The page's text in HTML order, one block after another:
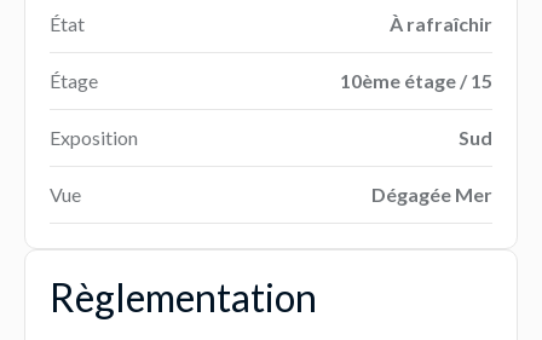
État À rafraîchir
Étage 10ème étage / 15
Exposition Sud
Vue Dégagée Mer
Règlementation